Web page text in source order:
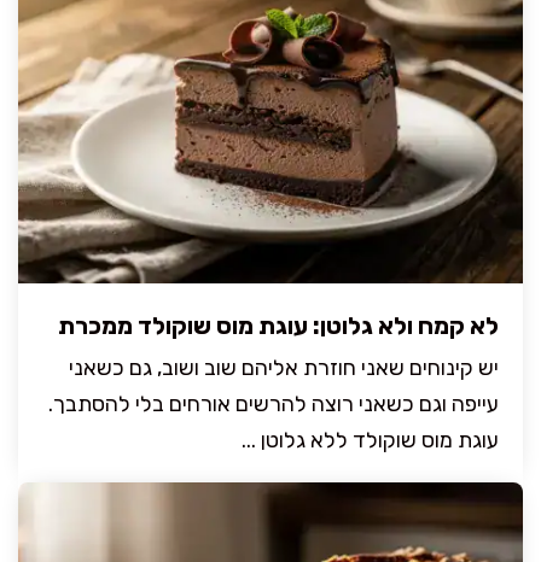
לא קמח ולא גלוטן: עוגת מוס שוקולד ממכרת
יש קינוחים שאני חוזרת אליהם שוב ושוב, גם כשאני
עייפה וגם כשאני רוצה להרשים אורחים בלי להסתבך.
עוגת מוס שוקולד ללא גלוטן ...